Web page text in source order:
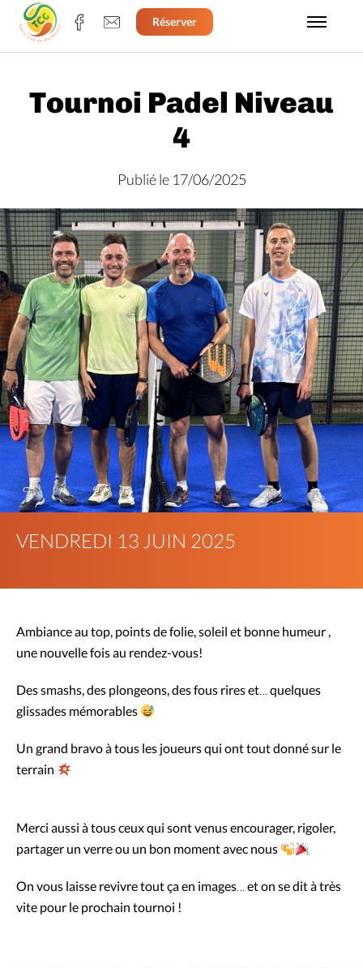
Réserver
Tournoi Padel Niveau
4
Publié le 17/06/2025
VENDREDI 13 JUIN 2025
Ambiance au top, points de folie, soleil et bonne humeur ,
une nouvelle fois au rendez-vous!
Des smashs, des plongeons, des fous rires et… quelques
glissades mémorables
Un grand bravo à tous les joueurs qui ont tout donné sur le
terrain
Merci aussi à tous ceux qui sont venus encourager, rigoler,
partager un verre ou un bon moment avec nous
On vous laisse revivre tout ça en images… et on se dit à très
vite pour le prochain tournoi !